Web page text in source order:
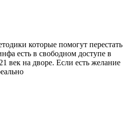
которые помогут перестать
есть в свободном доступе в
век на дворе. Если есть желание